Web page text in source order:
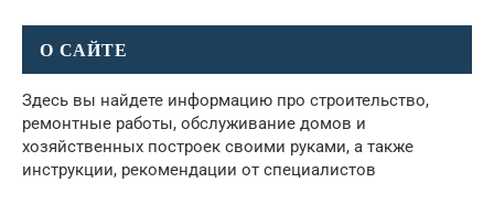
О САЙТЕ
Здесь вы найдете информацию про строительство,
ремонтные работы, обслуживание домов и
хозяйственных построек своими руками, а также
инструкции, рекомендации от специалистов